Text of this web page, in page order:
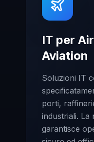
IT per
Aviation
Soluzioni IT
porti,
industriali. La
garantisce